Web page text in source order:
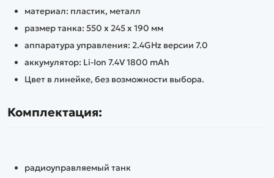
материал: пластик, металл
размер танка: 550 х 245 х 190 мм
аппаратура управления: 2.4GHz версии 7.0
аккумулятор: Li-Ion 7.4V 1800 mAh
Цвет в линейке, без возможности выбора.
Комплектация:
радиоуправляемый танк